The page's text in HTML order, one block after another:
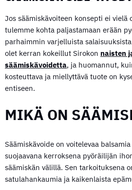
Jos säämiskävoiteen konsepti ei vielä
tulemme kohta paljastamaan erään
parhaimmin varjelluista
olet kerran kokeillut Sirokon naisten
säämiskävoidetta, ja huomannut,
kosteuttava ja miellyttävä tuote on
entiseen.
MIKÄ ON
Säämiskävoide on voitelevaa
suojaavana kerroksena pyöräilijän
säämiskän välillä. Sen tarkoituksena
satulahankaumia ja kaikenlaista